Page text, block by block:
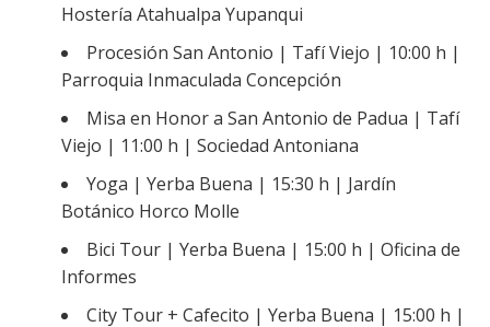
Hostería Atahualpa Yupanqui
Procesión San Antonio | Tafí Viejo | 10:00 h |
Parroquia Inmaculada Concepción
Misa en Honor a San Antonio de Padua | Tafí
Viejo | 11:00 h | Sociedad Antoniana
Yoga | Yerba Buena | 15:30 h | Jardín
Botánico Horco Molle
Bici Tour | Yerba Buena | 15:00 h | Oficina de
Informes
City Tour + Cafecito | Yerba Buena | 15:00 h |